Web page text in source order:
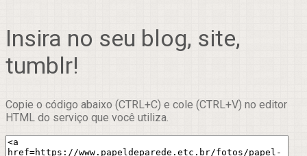
Insira no seu blog, site,
tumblr!
Copie o código abaixo (CTRL+C) e cole (CTRL+V) no editor
HTML do serviço que você utiliza.